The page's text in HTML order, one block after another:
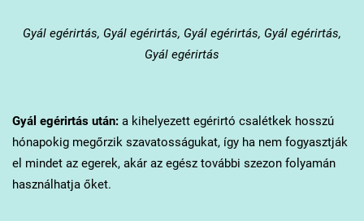
Gyál egérirtás, Gyál egérirtás, Gyál egérirtás, Gyál egérirtás,
Gyál egérirtás
Gyál egérirtás után:a kihelyezett egérirtó csalétkek hosszú
hónapokig megőrzik szavatosságukat, így ha nem fogyasztják
el mindet az egerek, akár az egész további szezon folyamán
használhatja őket.